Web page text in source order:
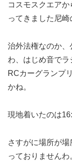
コスモスクエア
ってきました尼崎
治外法権なのか
わ、はじめ音でラ
RCカーグランプ
かね。
現地着いたのは
さすがに場所が
っておりませんわ